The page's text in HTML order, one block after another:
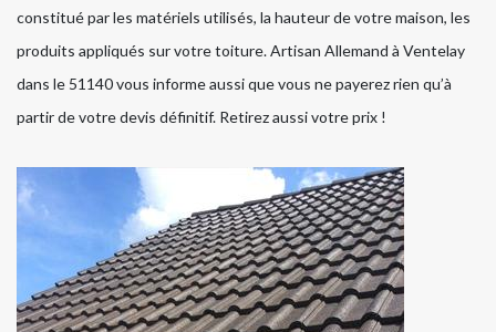
constitué par les matériels utilisés, la hauteur de votre maison, les
produits appliqués sur votre toiture. Artisan Allemand à Ventelay
dans le 51140 vous informe aussi que vous ne payerez rien qu’à
partir de votre devis définitif. Retirez aussi votre prix !